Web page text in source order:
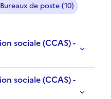
Bureaux de poste (10)